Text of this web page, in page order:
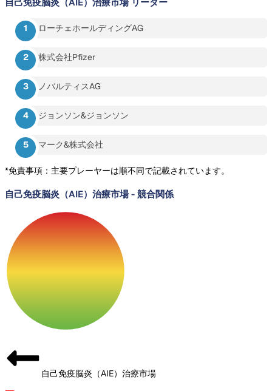
ローチェホールディングAG
株式会社Pfizer
ノバルティスAG
ジョンソン&ジョンソン
マーク&株式会社
*免責事項：主要プレーヤーは順不同で記載されています。
自己免疫脳炎（AIE）治療市場- 競合関係
自己免疫脳炎（AIE）治療市場